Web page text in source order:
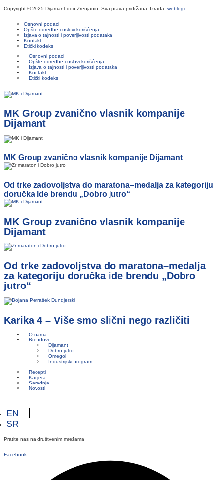
Copyright © 2025 Dijamant doo Zrenjanin. Sva prava pridržana. Izrada: weblogic
Osnovni podaci
Opšte odredbe i uslovi korišćenja
Izjava o tajnosti i poverljivosti podataka
Kontakt
Etički kodeks
Osnovni podaci
Opšte odredbe i uslovi korišćenja
Izjava o tajnosti i poverljivosti podataka
Kontakt
Etički kodeks
MK Group zvanično vlasnik kompanije
Dijamant
MK Group zvanično vlasnik kompanije Dijamant
Od trke zadovoljstva do maratona–medalja za kategoriju
doručka ide brendu „Dobro jutro“
MK Group zvanično vlasnik kompanije
Dijamant
Od trke zadovoljstva do maratona–medalja
za kategoriju doručka ide brendu „Dobro
jutro“
Karika 4 – Više smo slični nego različiti
O nama
Brendovi
Dijamant
Dobro jutro
Omegol
Industrijski program
Recepti
Karijera
Saradnja
Novosti
EN
SR
Pratite nas na društvenim mrežama
Facebook